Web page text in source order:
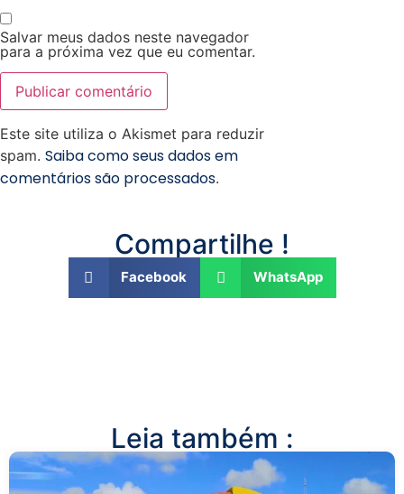
Salvar meus dados neste navegador
para a próxima vez que eu comentar.
Este site utiliza o Akismet para reduzir
spam. Saiba como seus dados em
comentários são processados.
Compartilhe !
Facebook WhatsApp
Leia também :